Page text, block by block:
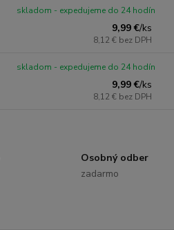
9,99 €/ks
8,12 € bez DPH
skladom - expedujeme do 24 hodín
9,99 €/ks
8,12 € bez DPH
skladom - expedujeme do 24 hodín
Osobný odber
zadarmo